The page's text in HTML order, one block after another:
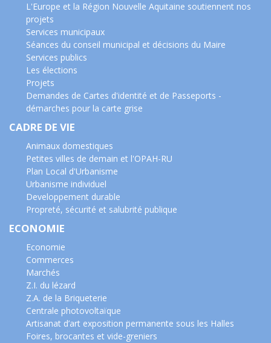
L'Europe et la Région Nouvelle Aquitaine soutiennent nos
projets
Services municipaux
Séances du conseil municipal et décisions du Maire
Services publics
Les élections
Projets
Demandes de Cartes d'identité et de Passeports -
démarches pour la carte grise
CADRE DE VIE
Animaux domestiques
Petites villes de demain et l'OPAH-RU
Plan Local d'Urbanisme
Urbanisme individuel
Developpement durable
Propreté, sécurité et salubrité publique
ECONOMIE
Economie
Commerces
Marchés
Z.I. du lézard
Z.A. de la Briqueterie
Centrale photovoltaïque
Artisanat d’art exposition permanente sous les Halles
Foires, brocantes et vide-greniers